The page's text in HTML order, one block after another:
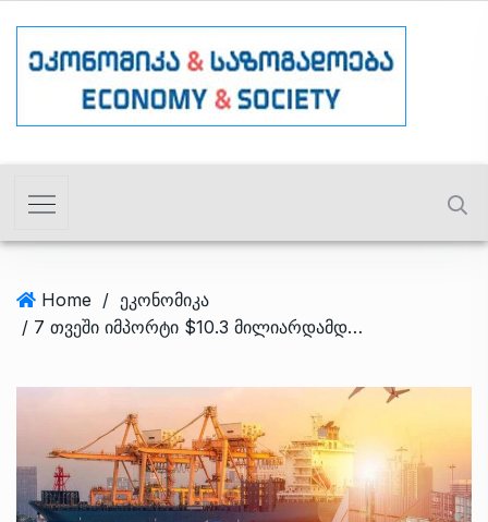
Home / ეკონომიკა
/ 7 თვეში იმპორტი $10.3 მილიარდამდე გაიზარდა, მხოლოდ ივლისში კი შემცირდა – TOP იმპორტიორი ქვეყნები/საქონელი